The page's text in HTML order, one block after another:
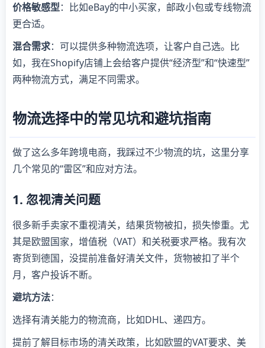
价格敏感型：比如eBay的中小买家，邮政小包或专线物流
更合适。
混合需求：可以提供多种物流选项，让客户自己选。比
如，我在Shopify店铺上会给客户提供“经济型”和“快速型”
两种物流方式，满足不同需求。
物流选择中的常见坑和避坑指南
做了这么多年跨境电商，我踩过不少物流的坑，这里分享
几个常见的“雷区”和应对方法。
1. 忽视清关问题
很多新手卖家不重视清关，结果货物被扣，损失惨重。尤
其是欧盟国家，增值税（VAT）和关税要求严格。我有次
寄货到德国，没提前准备好清关文件，货物被扣了半个
月，客户投诉不断。
避坑方法：
选择有清关能力的物流商，比如DHL、递四方。
提前了解目标市场的清关政策，比如欧盟的VAT要求、美